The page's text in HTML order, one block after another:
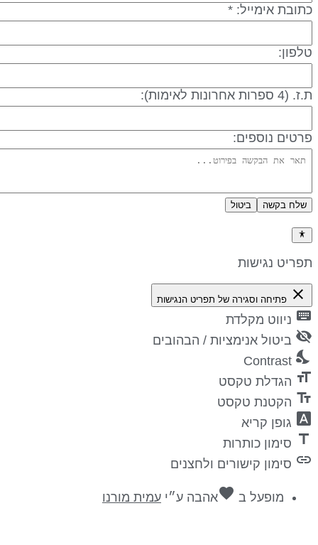
אימייל: *
ספרות אחרונות לאימות):
נוספים:
שלח בקשה ביטול
נגישות
close פתיחה וסגירה של תפריט הנגישות
ניווט מקלדת
ביטול אנימציות / הבהובים
Contrast
הגדלת טקסט
הקטנת טקסט
גופן קריא
סימון כותרות
סימון קישורים ולחצנים
מופעל בfavoriteאהבהע״יעמית מורנו